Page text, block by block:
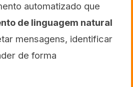
automatizado que
de linguagem natural
mensagens, identificar
de forma